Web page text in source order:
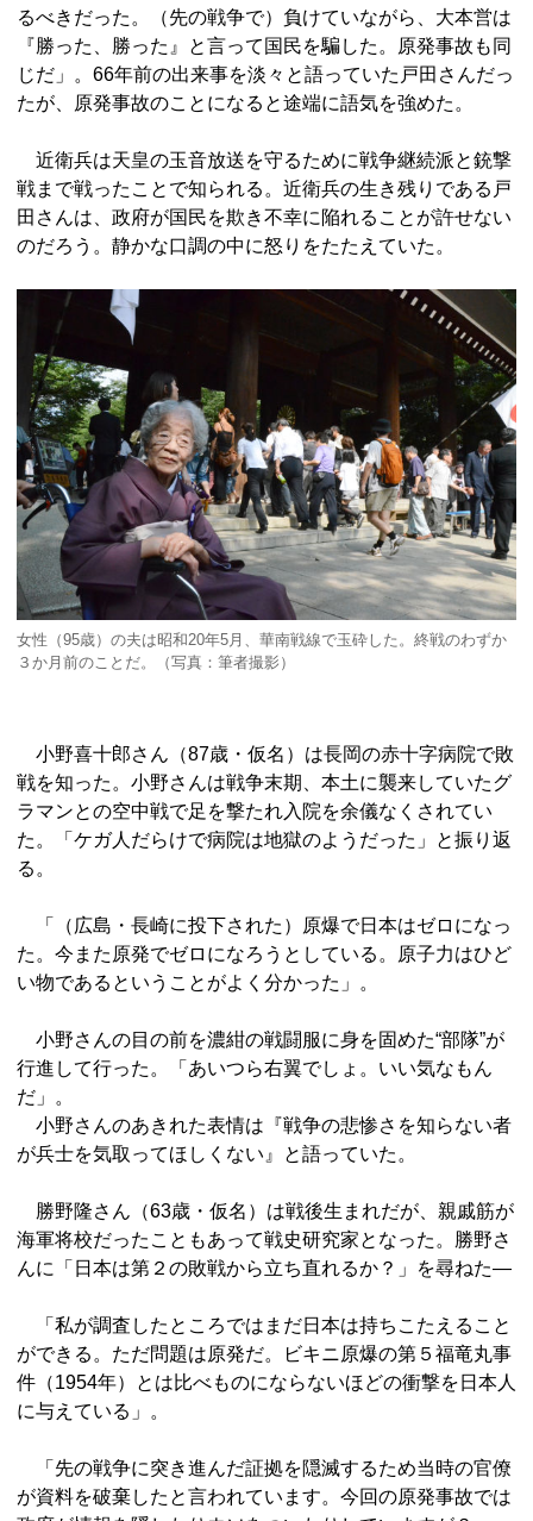
るべきだった。（先の戦争で）負けていながら、大本営は
『勝った、勝った』と言って国民を騙した。原発事故も同
じだ」。66年前の出来事を淡々と語っていた戸田さんだっ
たが、原発事故のことになると途端に語気を強めた。
近衛兵は天皇の玉音放送を守るために戦争継続派と銃撃
戦まで戦ったことで知られる。近衛兵の生き残りである戸
田さんは、政府が国民を欺き不幸に陥れることが許せない
のだろう。静かな口調の中に怒りをたたえていた。
女性（95歳）の夫は昭和20年5月、華南戦線で玉砕した。終戦のわずか
３か月前のことだ。（写真：筆者撮影）
小野喜十郎さん（87歳・仮名）は長岡の赤十字病院で敗
戦を知った。小野さんは戦争末期、本土に襲来していたグ
ラマンとの空中戦で足を撃たれ入院を余儀なくされてい
た。「ケガ人だらけで病院は地獄のようだった」と振り返
る。
「（広島・長崎に投下された）原爆で日本はゼロになっ
た。今また原発でゼロになろうとしている。原子力はひど
い物であるということがよく分かった」。
小野さんの目の前を濃紺の戦闘服に身を固めた“部隊”が
行進して行った。「あいつら右翼でしょ。いい気なもん
だ」。
小野さんのあきれた表情は『戦争の悲惨さを知らない者
が兵士を気取ってほしくない』と語っていた。
勝野隆さん（63歳・仮名）は戦後生まれだが、親戚筋が
海軍将校だったこともあって戦史研究家となった。勝野さ
んに「日本は第２の敗戦から立ち直れるか？」を尋ねた―
「私が調査したところではまだ日本は持ちこたえること
ができる。ただ問題は原発だ。ビキニ原爆の第５福竜丸事
件（1954年）とは比べものにならないほどの衝撃を日本人
に与えている」。
「先の戦争に突き進んだ証拠を隠滅するため当時の官僚
が資料を破棄したと言われています。今回の原発事故では